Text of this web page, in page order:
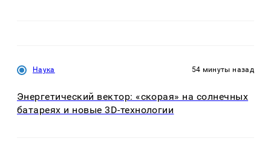
Наука 54 минуты назад
Энергетический вектор: «скорая» на солнечных
батареях и новые 3D-технологии